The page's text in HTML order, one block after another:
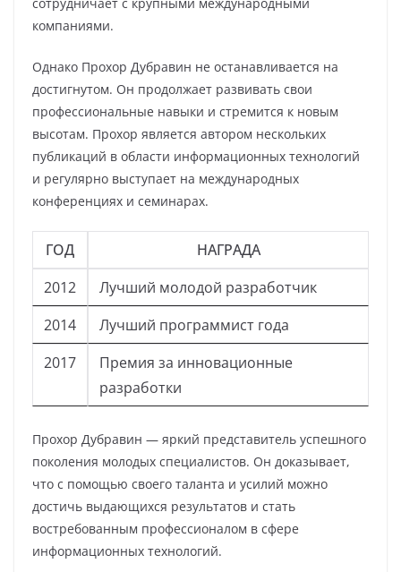
компаниями.
Однако Прохор Дубравин не останавливается на
достигнутом. Он продолжает развивать свои
профессиональные навыки и стремится к новым
высотам. Прохор является автором нескольких
публикаций в области информационных технологий
и регулярно выступает на международных
конференциях и семинарах.
ГОД
НАГРАДА
2012
Лучший молодой разработчик
2014
Лучший программист года
2017
Премия за инновационные
разработки
Прохор Дубравин — яркий представитель успешного
поколения молодых специалистов. Он доказывает,
что с помощью своего таланта и усилий можно
достичь выдающихся результатов и стать
востребованным профессионалом в сфере
информационных технологий.